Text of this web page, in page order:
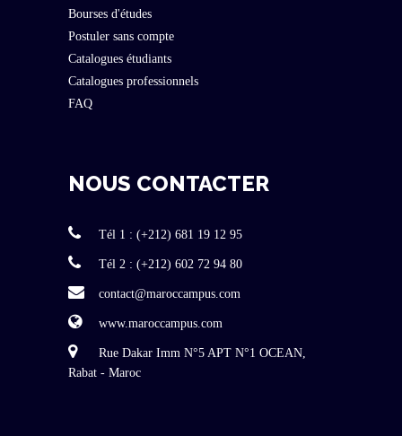
Bourses d'études
Postuler sans compte
Catalogues étudiants
Catalogues professionnels
FAQ
NOUS CONTACTER
Tél 1 : (+212) 681 19 12 95
Tél 2 : (+212) 602 72 94 80
contact@maroccampus.com
www.maroccampus.com
Rue Dakar Imm N°5 APT N°1 OCEAN,
Rabat - Maroc